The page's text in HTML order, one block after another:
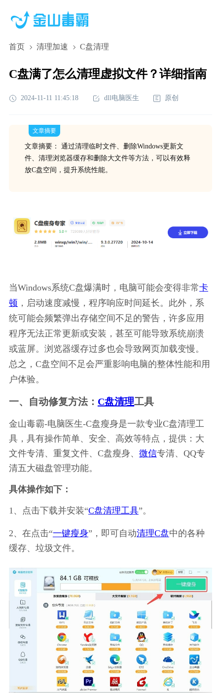
首页 清理加速 C盘清理
C盘满了怎么清理虚拟文件？详细指南
2024-11-11 11:45:18 dll电脑医生 原创
文章摘要
文章摘要： 通过清理临时文件、删除Windows更新文
件、清理浏览器缓存和删除大文件等方法，可以有效释
放C盘空间，提升系统性能。
当Windows系统C盘爆满时，电脑可能会变得非常卡
顿 ，启动速度减慢，程序响应时间延长。此外，系
统可能会频繁弹出存储空间不足的警告，许多应用
程序无法正常更新或安装，甚至可能导致系统崩溃
或蓝屏。浏览器缓存过多也会导致网页加载变慢。
总之，C盘空间不足会严重影响电脑的整体性能和用
户体验。
一、自动修复方法： C盘清理工具
金山毒霸-电脑医生-C盘瘦身是一款专业C盘清理工
具，具有操作简单、安全、高效等特点，提供：大
文件专清、重复文件、C盘瘦身、 微信专清、QQ专
清五大磁盘管理功能。
具体操作如下：
1、点击下载并安装“C盘清理工具”。
2、在点击“一键瘦身”，即可自动清理C盘中的各种
缓存、垃圾文件。